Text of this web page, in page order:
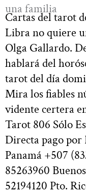
una familia
Cartas del tarot
Libra no quiere
Olga Gallardo.
hablará del
tarot del día
Mira los fiables
vidente certera
Tarot 806 Sólo
Directa pago por
Panamá +507
85263960
52194120 Pto.